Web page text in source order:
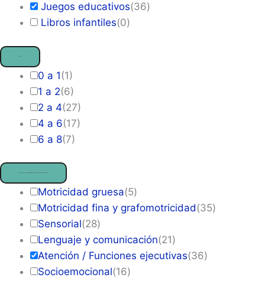
Juegos educativos(36)
Libros infantiles(0)
0 a 1 (1)
1 a 2(6)
2 a 4(27)
4 a 6(17)
6 a 8(7)
Motricidad gruesa(5)
Motricidad fina y grafomotricidad (35)
Sensorial(28)
Lenguaje y comunicación(21)
Atención / Funciones ejecutivas(36)
Socioemocional(16)